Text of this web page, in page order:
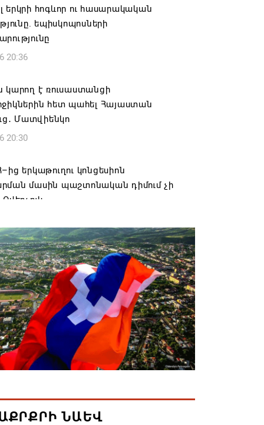
երկրի հոգևոր ու հասարակական
եպիսկոպոսների
20:36
կարող է ռուսաստանցի
հետ պահել Հայաստան
Մատվիենկո
20:30
երկաթուղու կոնցեսիոն
մասին պաշտոնական դիմում չի
Առաքելական Եկեղեցու
կկանգնի դատարանի առջև՝
հետ խորացող
պատճառով․ Reuters-ի
18:41
Ադրբեջանի տարածքով
17:52
ՆԱԵՎ